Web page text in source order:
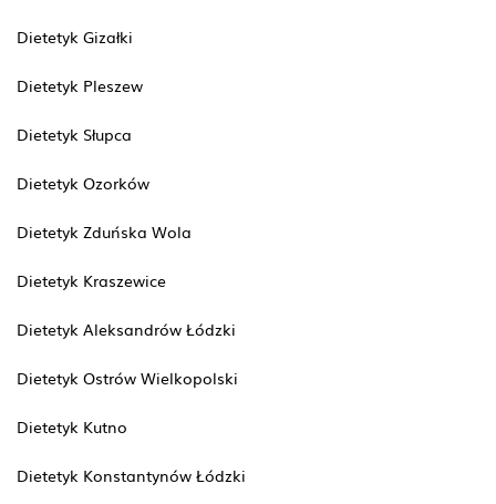
Dietetyk Gizałki
Dietetyk Pleszew
Dietetyk Słupca
Dietetyk Ozorków
Dietetyk Zduńska Wola
Dietetyk Kraszewice
Dietetyk Aleksandrów Łódzki
Dietetyk Ostrów Wielkopolski
Dietetyk Kutno
Dietetyk Konstantynów Łódzki